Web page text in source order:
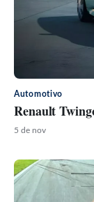
Automotivo
Renault
5 de nov